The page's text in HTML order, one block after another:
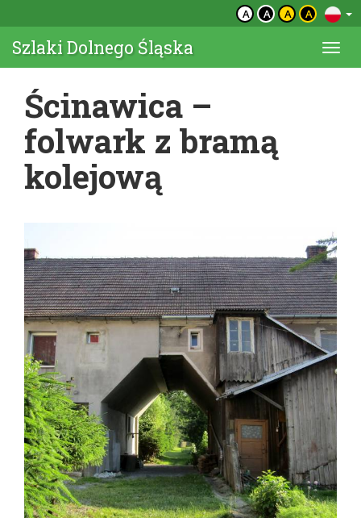
A A A A
Szlaki Dolnego Śląska
Ścinawica –
folwark z bramą
kolejową